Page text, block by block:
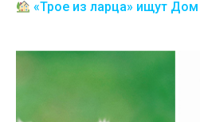
«Трое из ларца» ищут Дом